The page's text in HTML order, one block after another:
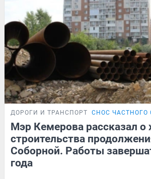
ДОРОГИ И ТРАНСПОРТ СНОС ЧАСТНОГО
Мэр Кемерова рассказал о
строительства
Соборной. Работы
года